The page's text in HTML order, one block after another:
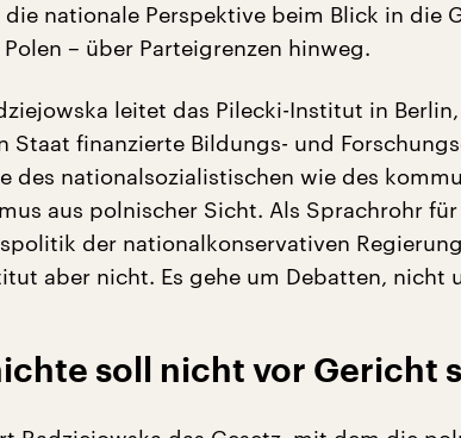
die nationale Perspektive beim Blick in die
– über Parteigrenzen hinweg.
leitet das Pilecki-Institut in
Staat finanzierte Bildungs- und
des nationalsozialistischen wie des
aus polnischer Sicht. Als Sprachrohr
der nationalkonservativen
aber nicht. Es gehe um Debatten, nicht
soll nicht vor Gericht